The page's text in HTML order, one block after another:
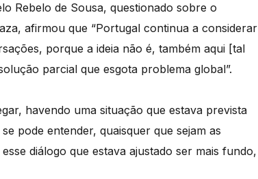
Rebelo de Sousa, questionado sobre o
afirmou que “Portugal continua a considerar
porque a ideia não é, também aqui [tal
parcial que esgota problema global”.
havendo uma situação que estava prevista
pode entender, quaisquer que sejam as
diálogo que estava ajustado ser mais fundo,